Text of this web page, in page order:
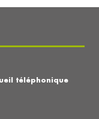
téléphonique